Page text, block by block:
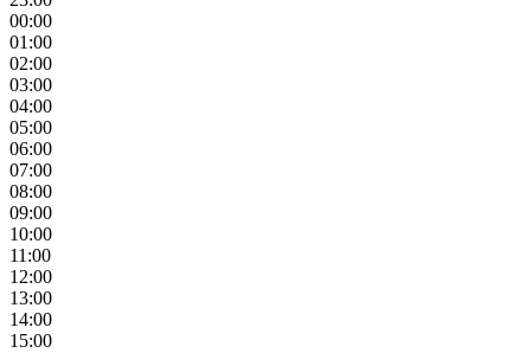
00:00
01:00
02:00
03:00
04:00
05:00
06:00
07:00
08:00
09:00
10:00
11:00
12:00
13:00
14:00
15:00